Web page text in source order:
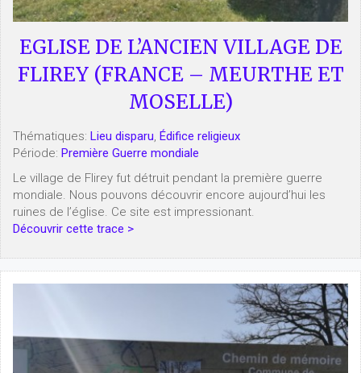
EGLISE DE L’ANCIEN VILLAGE DE
FLIREY (FRANCE – MEURTHE ET
MOSELLE)
Thématiques: Lieu disparu, Édifice religieux
Période: Première Guerre mondiale
Le village de Flirey fut détruit pendant la première guerre
mondiale. Nous pouvons découvrir encore aujourd’hui les
ruines de l’église. Ce site est impressionant.
Découvrir cette trace >